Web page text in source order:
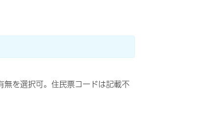
無を選択可。住民票コードは記載不